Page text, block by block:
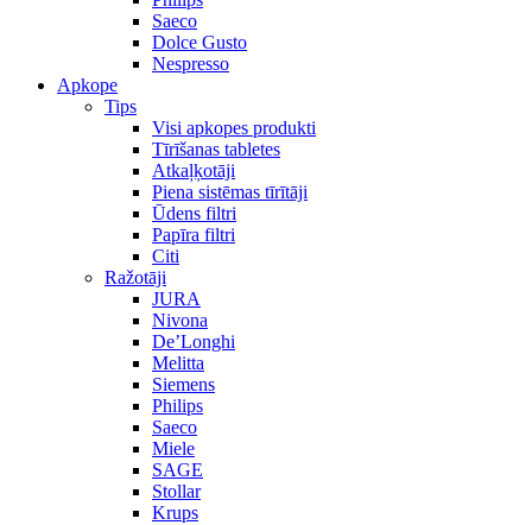
Saeco
Dolce Gusto
Nespresso
Apkope
Tips
Visi apkopes produkti
Tīrīšanas tabletes
Atkaļķotāji
Piena sistēmas tīrītāji
Ūdens filtri
Papīra filtri
Citi
Ražotāji
JURA
Nivona
De’Longhi
Melitta
Siemens
Philips
Saeco
Miele
SAGE
Stollar
Krups